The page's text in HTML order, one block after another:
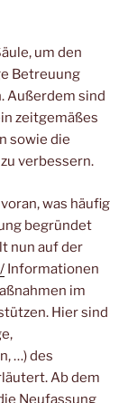
um den
Betreuung
Außerdem sind
zeitgemäßes
sowie die
verbessern.
was häufig
begründet
nun auf der
Informationen
im
Hier sind
…) des
Ab dem
Neufassung